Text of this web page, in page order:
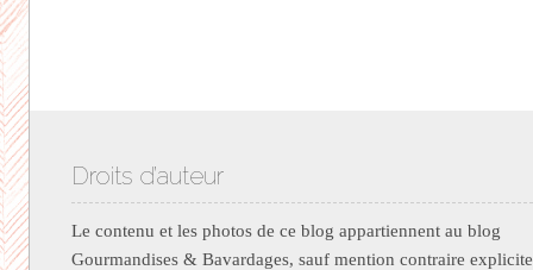
Droits d’auteur
Le contenu et les photos de ce blog appartiennent au blog
Gourmandises & Bavardages, sauf mention contraire